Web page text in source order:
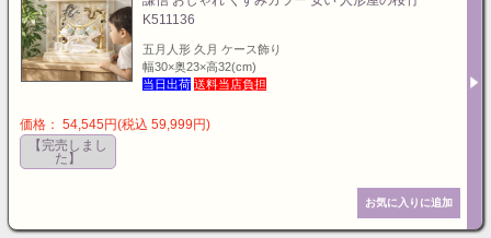
K511136
五月人形 久月 ケース飾り
幅30×奥23×高32(cm)
当日出荷 送料当店負担
価格： 54,545円(税込 59,999円)
【完売しまし
た】